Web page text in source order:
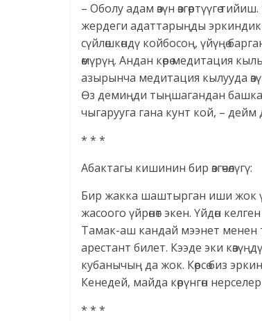
– Оболу адам өзүн өзгөртүүгө
жердеги адаттарыңды
сүйлөшкөндү койбосоң, үйүңө
өмүрүң. Андан көрө медитация
азырынча медитация кылууда
Өз демиңди тыңшагандан
чыгарууга гана кунт кой, – дейм
* * *
Абактагы кишинин бир өзгөчөлүгү:
Бир жакка шаштырган иши жок
жасоого үйрөнөт экен. Үйдөн
Тамак-аш кандай мээнет менен
арестант билет. Кээде эки
кубанычың да жок. Көрсө биз
Кенедей, майда көрүнгөн
* * *